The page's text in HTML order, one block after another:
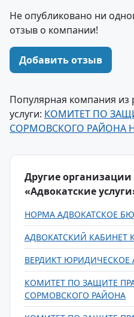
Не опубликовано ни
отзыв о компании!
Добавить отзыв
Популярная компания из
услуги: КОМИТЕТ ПО
СОРМОВСКОГО РАЙОНА
Другие организации
«Адвокатские
НОРМА АДВОКАТСКОЕ
АДВОКАТСКИЙ КАБИНЕТ
ВЕРДИКТ ЮРИДИЧЕСКОЕ
КОМИТЕТ ПО ЗАЩИТЕ
СОРМОВСКОГО РАЙОНА